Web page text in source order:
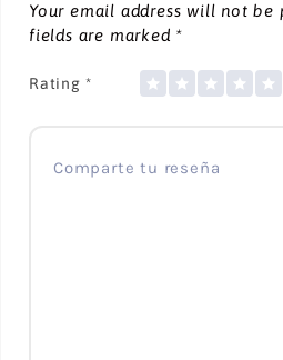
Your email address will not be
fields are marked *
Rating *